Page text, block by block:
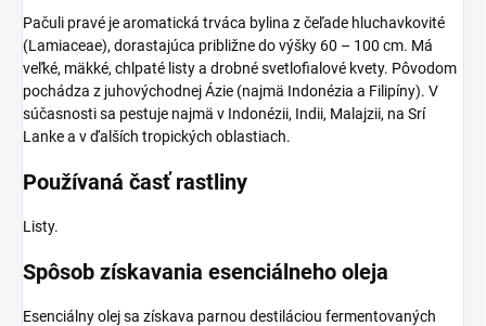
Pačuli pravé je aromatická trváca bylina z čeľade hluchavkovité
(Lamiaceae), dorastajúca približne do výšky 60 – 100 cm. Má
veľké, mäkké, chlpaté listy a drobné svetlofialové kvety. Pôvodom
pochádza z juhovýchodnej Ázie (najmä Indonézia a Filipíny). V
súčasnosti sa pestuje najmä v Indonézii, Indii, Malajzii, na Srí
Lanke a v ďalších tropických oblastiach.
Používaná časť rastliny
Listy.
Spôsob získavania esenciálneho oleja
Esenciálny olej sa získava parnou destiláciou fermentovaných